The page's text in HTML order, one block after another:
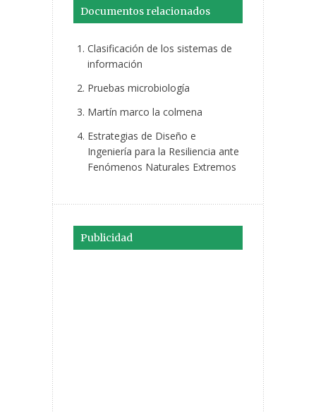
Documentos relacionados
Clasificación de los sistemas de
información
Pruebas microbiología
Martín marco la colmena
Estrategias de Diseño e
Ingeniería para la Resiliencia ante
Fenómenos Naturales Extremos
Publicidad